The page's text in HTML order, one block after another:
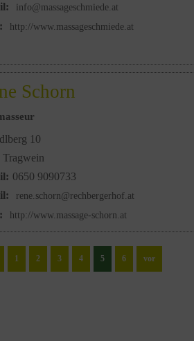
info@massageschmiede.at
http://www.massageschmiede.at
Schorn
10
Tragwein
0650 9090733
rene.schorn@rechbergerhof.at
http://www.massage-schorn.at
1 2 3 4 5 6 vor